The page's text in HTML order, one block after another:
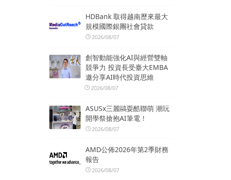
HDBank 取得越南歷來最大
規模國際銀團社會貸款
2026/08/07
創智動能強化AI與經營雙軸
競爭力 投資長受臺大EMBA
邀分享AI時代投資思維
2026/08/07
ASUSx三麗鷗耍酷聯萌 潮玩
開學祭搶抱AI筆電！
2026/08/07
AMD公佈2026年第2季財務
報告
2026/08/07